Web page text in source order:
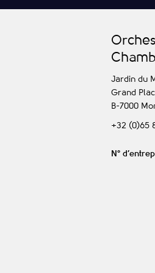
O
C
Jardin du
Grand
B-7000
+32 (0)65
N°